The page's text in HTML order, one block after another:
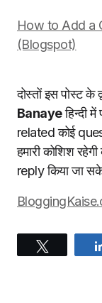
How to Add a
(Blogspot)
दोस्तों इस पोस्ट के
Banayeहिन्दी
related कोई
हमारी कोशिश
reply किया जा